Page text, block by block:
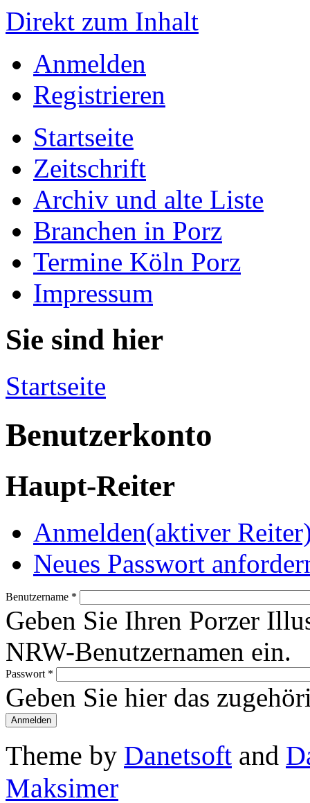
Direkt zum Inhalt
Anmelden
Registrieren
Startseite
Zeitschrift
Archiv und alte Liste
Branchen in Porz
Termine Köln Porz
Impressum
Sie sind hier
Startseite
Benutzerkonto
Haupt-Reiter
Anmelden(aktiver
Neues Passwort
Benutzername *
Geben Sie Ihren Porzer
NRW-Benutzernamen ein.
Passwort *
Geben Sie hier das
Theme by Danetsoft and
Maksimer